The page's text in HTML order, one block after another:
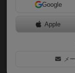
マッシモ・ペッ
Gタワースタジオ
ゲノス ゲームズ
Google
Apple
メ